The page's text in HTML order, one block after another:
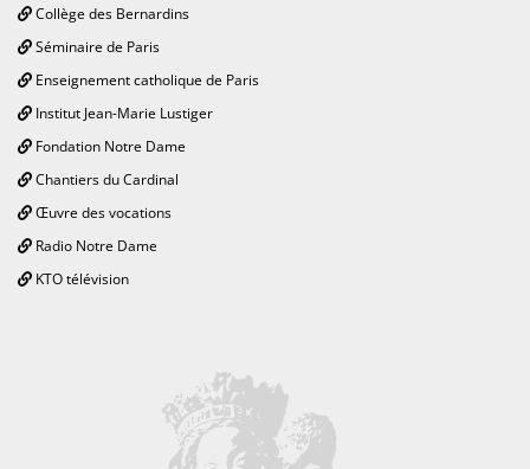
Collège des Bernardins
Séminaire de Paris
Enseignement catholique de Paris
Institut Jean-Marie Lustiger
Fondation Notre Dame
Chantiers du Cardinal
Œuvre des vocations
Radio Notre Dame
KTO télévision